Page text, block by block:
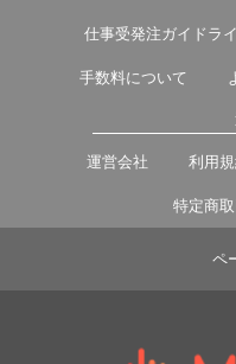
仕事受発注ガイドラ
手数料について
運営会社 利用
特定商
ペ